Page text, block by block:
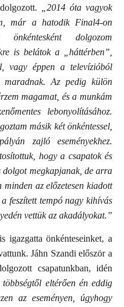
„2014 óta vagyok
már a hatodik Final4-on
dolgozom
is belátok a „háttérben”,
vagy éppen a televízióból
maradnak. Az pedig külön
magamat, és a munkám
lebonyolításához.
másik két önkéntessel,
zajló eseményekhez.
hogy a csapatok és
dolgot megkapjanak, de arra
az előzetesen kiadott
feszített tempó nagy kihívás
vettük az akadályokat.”
igazgatta önkénteseinket, a
Jáhn Szandi először a
csapatunkban, idén
többségtől eltérően én eddig
az eseményen, úgyhogy